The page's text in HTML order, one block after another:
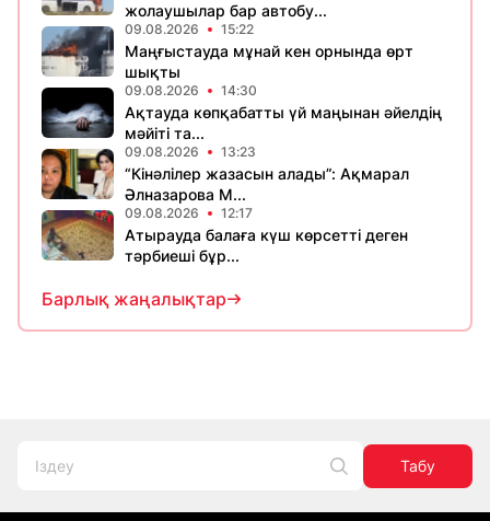
жолаушылар бар автобу...
09.08.2026 15:22
Маңғыстауда мұнай кен орнында өрт
шықты
09.08.2026 14:30
Ақтауда көпқабатты үй маңынан әйелдің
мәйіті та...
09.08.2026 13:23
“Кінәлілер жазасын алады”: Ақмарал
Әлназарова М...
09.08.2026 12:17
Атырауда балаға күш көрсетті деген
тәрбиеші бұр...
Барлық жаңалықтар
Табу